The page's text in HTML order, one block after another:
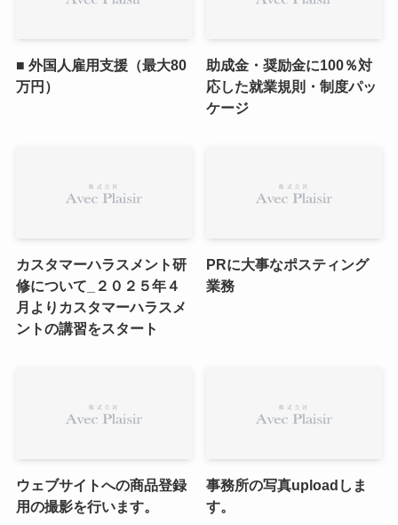
■ 外国人雇用支援（最大80
万円）
助成金・奨励金に100％対
応した就業規則・制度パッ
ケージ
カスタマーハラスメント研
修について_２０２５年４
月よりカスタマーハラスメ
ントの講習をスタート
PRに大事なポスティング
業務
ウェブサイトへの商品登録
用の撮影を行います。
事務所の写真uploadしま
す。